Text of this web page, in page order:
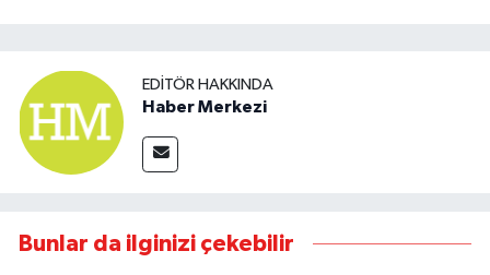
EDITÖR HAKKINDA
Haber Merkezi
Bunlar da ilginizi çekebilir